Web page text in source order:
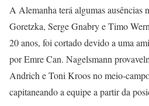
A Alemanha terá algumas ausências
Goretzka, Serge Gnabry e Timo
20 anos, foi cortado devido a uma
por Emre Can. Nagelsmann
Andrich e Toni Kroos no meio-
capitaneando a equipe a partir da